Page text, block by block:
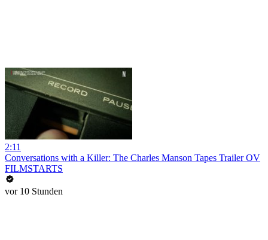
2:11
Conversations with a Killer: The Charles Manson Tapes Trailer OV
FILMSTARTS
vor 10 Stunden